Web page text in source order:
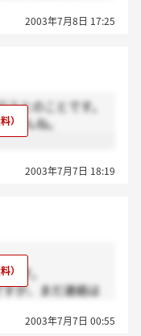
すか？
を伺って、
ことに魅力を感
て難しいですよ
2003年7月8日 17:25
とのことです。
せんね。
2003年7月7日 18:19
す。
が、まだ連絡は
2003年7月7日 00:55